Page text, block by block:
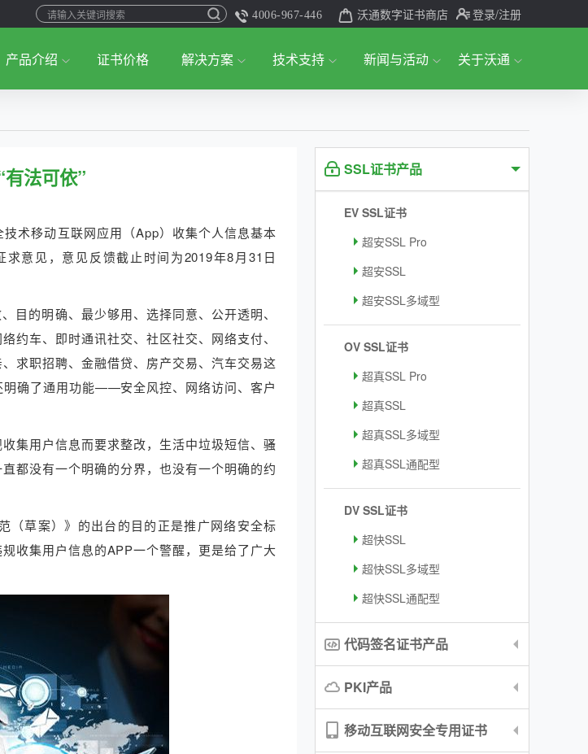
4006-967-446 沃通数字证书商店 登录/注册
产品介绍 证书价格 解决方案 技术支持 新闻与活动 关于沃通
法可依”
术移动互联网应用（App）收集个人信息基本
意见，意见反馈截止时间为2019年8月31日
目的明确、最少够用、选择同意、公开透明、
约车、即时通讯社交、社区社交、网络支付、
求职招聘、金融借贷、房产交易、汽车交易这
明确了通用功能——安全风控、网络访问、客户
集用户信息而要求整改，生活中垃圾短信、骚
都没有一个明确的分界，也没有一个明确的约
（草案）》的出台的目的正是推广网络安全标
收集用户信息的APP一个警醒，更是给了广大
SSL证书产品
EV SSL证书
超安SSL Pro
超安SSL
超安SSL多域型
OV SSL证书
超真SSL Pro
超真SSL
超真SSL多域型
超真SSL通配型
DV SSL证书
超快SSL
超快SSL多域型
超快SSL通配型
代码签名证书产品
PKI产品
移动互联网安全专用证书